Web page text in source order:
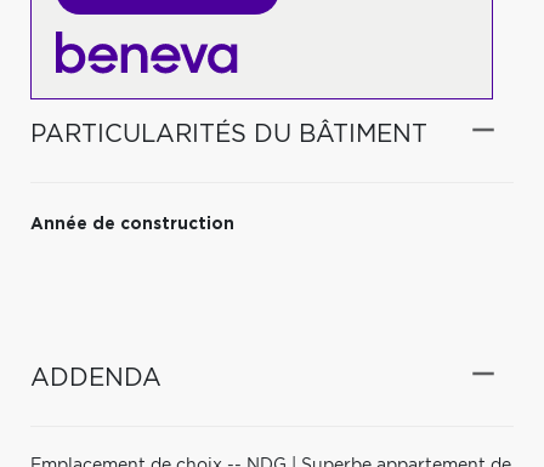
PARTICULARITÉS DU BÂTIMENT
Année de construction
ADDENDA